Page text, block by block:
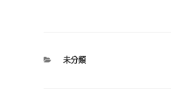
分
未分類